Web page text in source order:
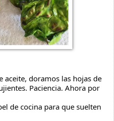
aceite, doramos las hojas de
Paciencia. Ahora por
de cocina para que suelten